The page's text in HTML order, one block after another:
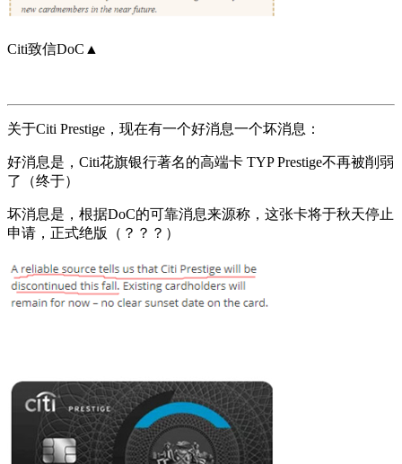
Citi致信DoC▲
关于Citi Prestige，现在有一个好消息一个坏消息：
好消息是，Citi花旗银行著名的高端卡 TYP Prestige不再被削弱
了（终于）
坏消息是，根据DoC的可靠消息来源称，这张卡将于秋天停止
申请，正式绝版（？？？）